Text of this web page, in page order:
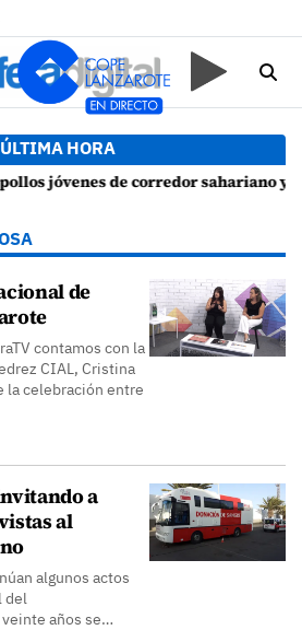
ÚLTIMA HORA
sahariano y episodios de cortejo de hubara cerca del rally de Lanzarote
de
contamos con la
CIAL, Cristina
la celebración entre
a
al
algunos actos
del
veinte años se…